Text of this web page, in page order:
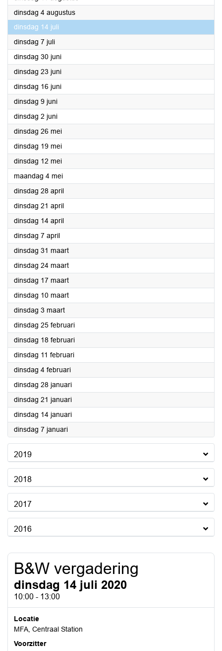
dinsdag 4 augustus2020
dinsdag 14 juli
dinsdag 7 juli2020
dinsdag 30 juni2020
dinsdag 23 juni2020
dinsdag 16 juni2020
dinsdag 9 juni2020
dinsdag 2 juni2020
dinsdag 26 mei2020
dinsdag 19 mei2020
dinsdag 12 mei2020
maandag 4 mei2020
dinsdag 28 april2020
dinsdag 21 april2020
dinsdag 14 april2020
dinsdag 7 april2020
dinsdag 31 maart2020
dinsdag 24 maart2020
dinsdag 17 maart2020
dinsdag 10 maart2020
dinsdag 3 maart2020
dinsdag 25 februari2020
dinsdag 18 februari2020
dinsdag 11 februari2020
dinsdag 4 februari2020
dinsdag 28 januari2020
dinsdag 21 januari2020
dinsdag 14 januari2020
dinsdag 7 januari2020
2019
2018
2017
2016
B&W vergadering
dinsdag 14 juli 2020
10:00 - 13:00
Locatie
MFA, Centraal Station
Voorzitter